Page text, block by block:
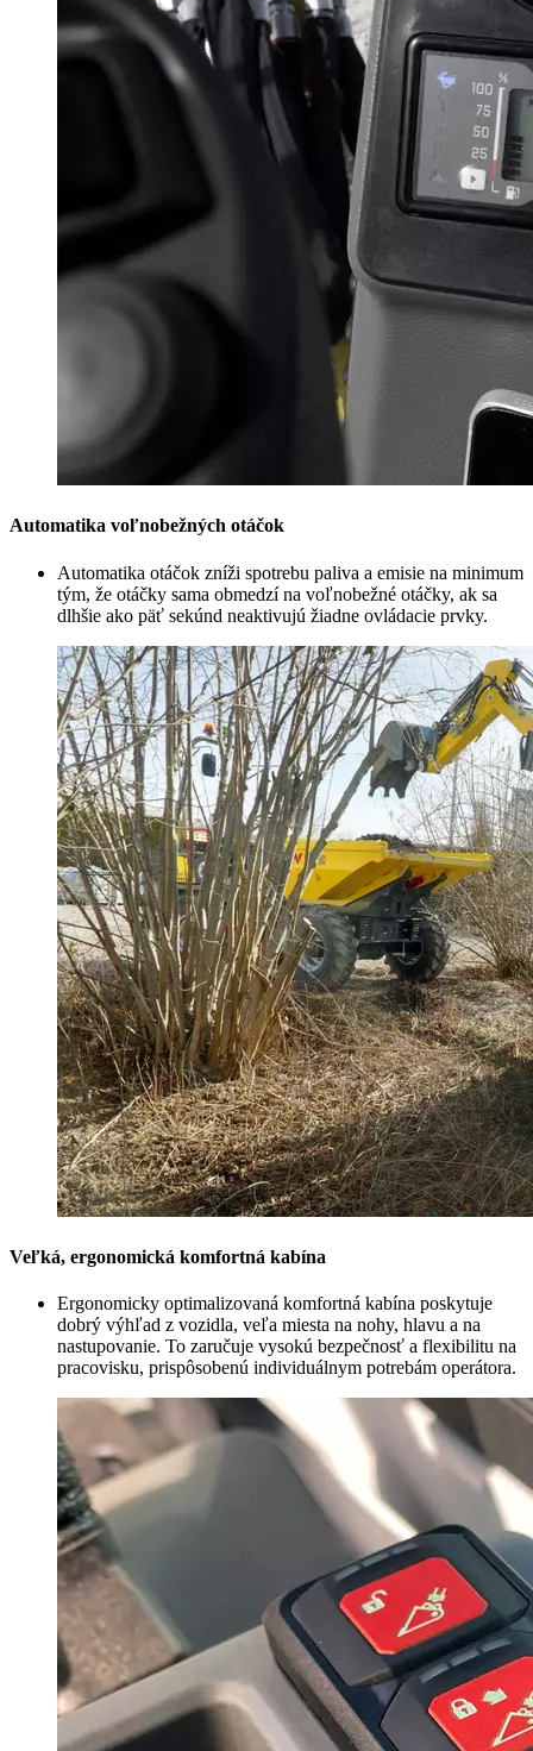
Automatika voľnobežných otáčok
Automatika otáčok zníži spotrebu paliva a emisie na minimum
tým, že otáčky sama obmedzí na voľnobežné otáčky, ak sa
dlhšie ako päť sekúnd neaktivujú žiadne ovládacie prvky.
Veľká, ergonomická komfortná kabína
Ergonomicky optimalizovaná komfortná kabína poskytuje
dobrý výhľad z vozidla, veľa miesta na nohy, hlavu a na
nastupovanie. To zaručuje vysokú bezpečnosť a flexibilitu na
pracovisku, prispôsobenú individuálnym potrebám operátora.